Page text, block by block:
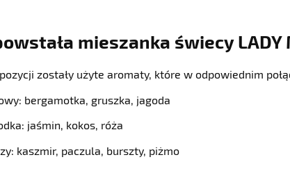
mieszanka świecy LADY
zostały użyte aromaty, które w odpowiednim
bergamotka, gruszka, jagoda
jaśmin, kokos, róża
kaszmir, paczula, burszty, piżmo